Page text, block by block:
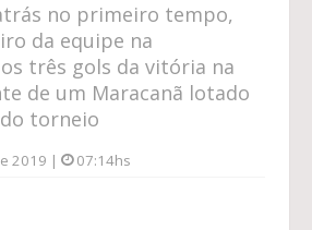
no primeiro tempo,
da equipe na
três gols da vitória na
de um Maracanã lotado
torneio
2019 |
07:14hs